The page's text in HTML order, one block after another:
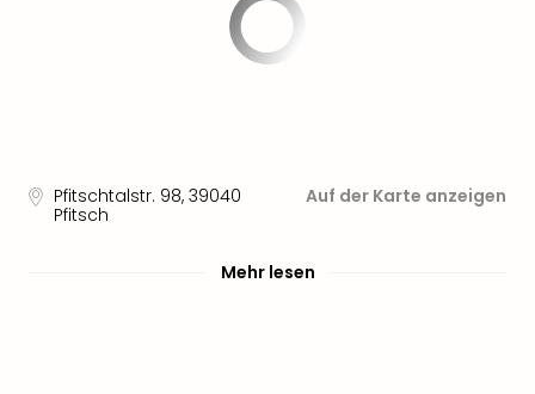
Pfitschtalstr. 98, 39040
Pfitsch
Auf der Karte anzeigen
Mehr lesen